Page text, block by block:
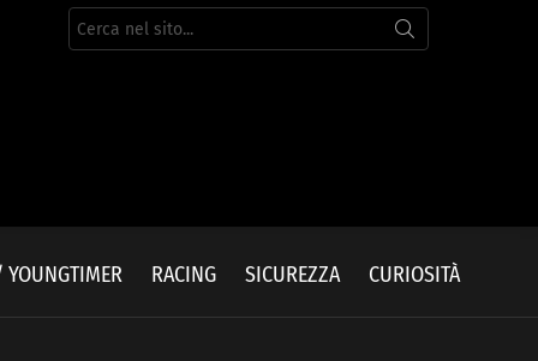
Cerca
per:
YOUNGTIMER RACING SICUREZZA CURIOSITÀ